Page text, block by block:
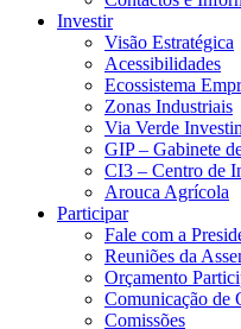
Investir
Visão Estratégica
Acessibilidades
Ecossistema
Zonas Industriais
Via Verde
GIP – Gabinete
CI3 – Centro de
Arouca Agrícola
Participar
Fale com a
Reuniões da
Orçamento
Comunicação de
Comissões